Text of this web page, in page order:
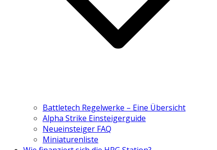
Battletech Regelwerke – Eine Übersicht
Alpha Strike Einsteigerguide
Neueinsteiger FAQ
Miniaturenliste